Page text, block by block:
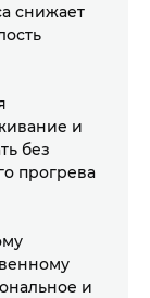
снижает
и
без
прогрева
и